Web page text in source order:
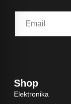
Shop
Elektronika